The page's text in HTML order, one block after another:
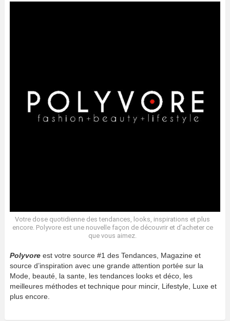
Votre dose quotidienne des tendances, looks, inspirations et plus
encore. Polyvore est une nouvelle façon de découvrir et d’acheter ce
que vous aimez.
Polyvore est votre source #1 des Tendances, Magazine et
source d’inspiration avec une grande attention portée sur la
Mode, beauté, la sante, les tendances looks et déco, les
meilleures méthodes et technique pour mincir, Lifestyle, Luxe et
plus encore.